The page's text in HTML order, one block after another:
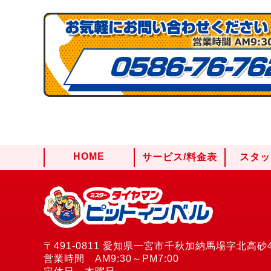
HOME サービス/料金表 スタ
〒491-0811 愛知県一宮市千秋加納馬場字北高砂
営業時間 AM9:30～PM7:00